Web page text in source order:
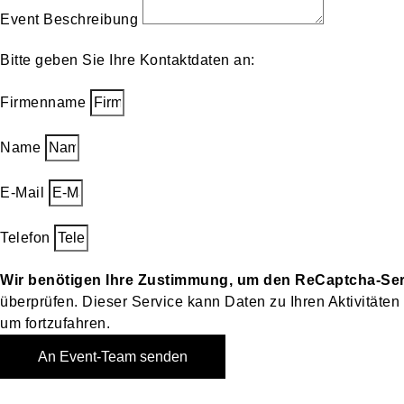
Event Beschreibung
Bitte geben Sie Ihre Kontaktdaten an:
Firmenname
Name
E-Mail
Telefon
Wir benötigen Ihre Zustimmung, um den ReCaptcha-
überprüfen. Dieser Service kann Daten zu Ihren
um fortzufahren.
An Event-Team senden